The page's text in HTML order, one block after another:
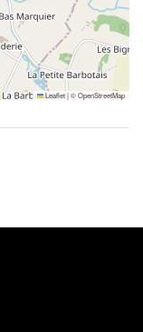
Leaflet|©OpenStreetMap